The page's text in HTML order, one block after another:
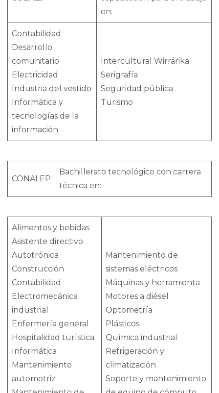
en:
Contabilidad
Desarrollo
comunitario
Electricidad
Industria del vestido
Informática y
tecnologías de la
información
Intercultural Wirrárika
Serigrafía
Seguridad pública
Turismo
CONALEP
Bachillerato tecnológico con carrera
técnica en:
Alimentos y bebidas
Asistente directivo
Autotrónica
Construcción
Contabilidad
Electromecánica
industrial
Enfermería general
Hospitalidad turística
Informática
Mantenimiento
automotriz
Mantenimiento de
sistemas eléctricos
Máquinas y herramienta
Motores a diésel
Optometría
Plásticos
Química industrial
Refrigeración y
climatización
Soporte y mantenimiento